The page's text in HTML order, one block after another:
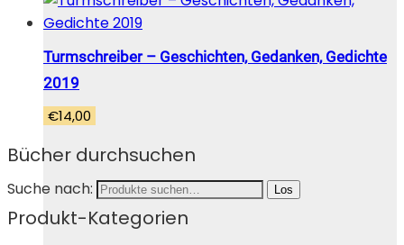
Turmschreiber – Geschichten, Gedanken, Gedichte
2019
€14,00
Bücher durchsuchen
Suche nach: Los
Produkt-Kategorien